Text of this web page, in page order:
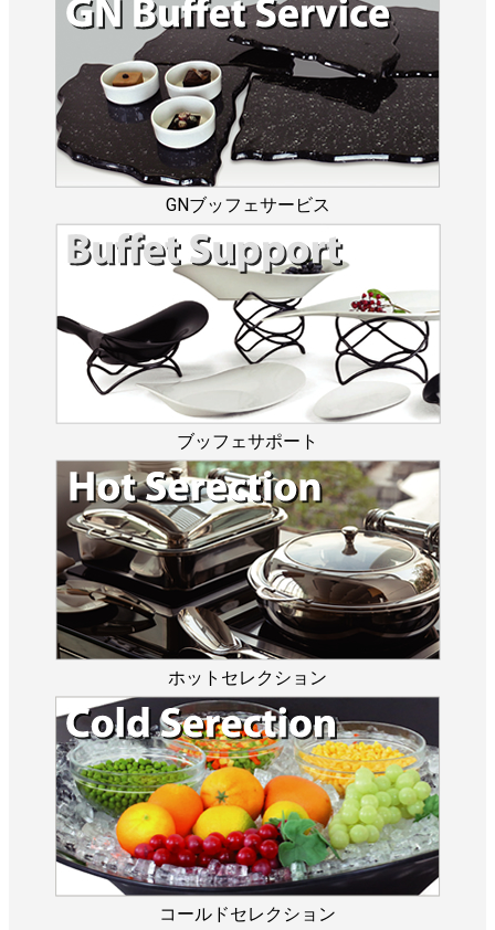
GNブッフェサービス
ブッフェサポート
ホットセレクション
コールドセレクション